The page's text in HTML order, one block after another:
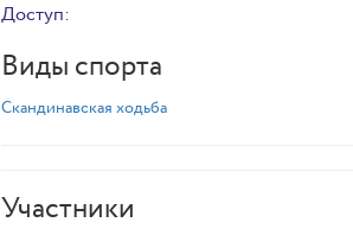
Доступ:
Виды спорта
Скандинавская ходьба
Участники